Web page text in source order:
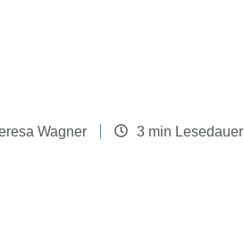
Wagner
3 min Lesedauer